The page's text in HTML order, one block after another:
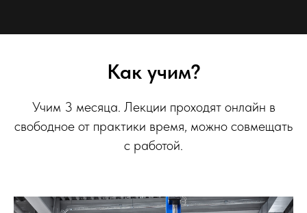
Как учим?
Учим 3 месяца. Лекции проходят онлайн в
свободное от практики время, можно совмещать
с работой.